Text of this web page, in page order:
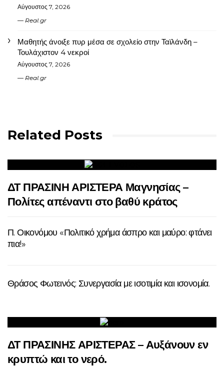
Αύγουστος 7, 2026
Real.gr
Μαθητής άνοιξε πυρ μέσα σε σχολείο στην Ταϊλάνδη –
Τουλάχιστον 4 νεκροί
Αύγουστος 7, 2026
Real.gr
Related Posts
ΔΤ ΠΡΑΣΙΝΗ ΑΡΙΣΤΕΡΑ Μαγνησίας –
Πολίτες απέναντι στο βαθύ κράτος
Π. Οικονόμου «Πολιτικό χρήμα άσπρο και μαύρο: φτάνει
πια!»
Θράσος Φωτεινός: Συνεργασία με ισοτιμία και ισονομία.
ΔΤ ΠΡΑΣΙΝΗΣ ΑΡΙΣΤΕΡΑΣ – Αυξάνουν εν
κρυπτώ και το νερό.